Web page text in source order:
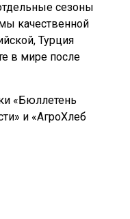
сезоны
качественной
Турция
в мире после
«Бюллетень
и «АгроХлеб